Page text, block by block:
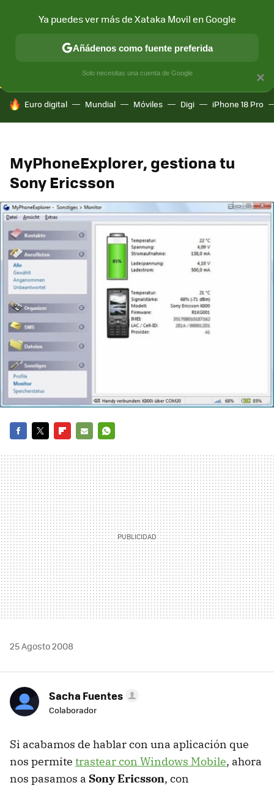
CONECTIVIDAD MÓVIL Y SOCIEDAD APLICACIONES
HOY SE HABLA DE
Euro digital Mundial Móviles Digi iPhone 18 Pro
MyPhoneExplorer, gestiona tu
Sony Ericsson
MAIL
25 Agosto 2008
Sacha Fuentes
Colaborador
Si acabamos de hablar con una aplicación que
nos permite trastear con Windows Mobile, ahora
nos pasamos a Sony Ericsson, con
×
Ya puedes ver más de Xataka Movil en Google
Añádenos como fuente preferida
Solo necesitas una cuenta de Google